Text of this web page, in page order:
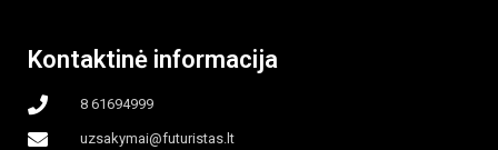
Kontaktinė informacija
8 61694999
uzsakymai@futuristas.lt